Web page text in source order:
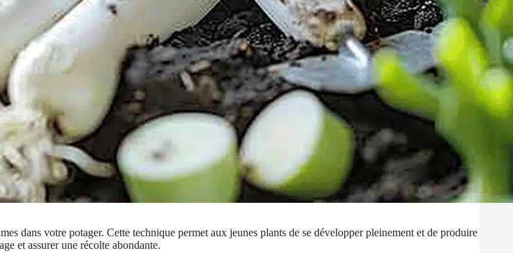
dans votre potager. Cette technique permet aux jeunes plants de se développer pleinement et de produire
et assurer une récolte abondante.